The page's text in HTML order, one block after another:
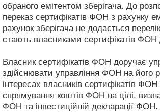
обраного емітентом зберігача. До
переказ сертифікатів ФОН з рахунку
рахунок зберігача не додається
стають власниками сертифікатів ФОН
Власник сертифікатів ФОН доручає
здійснювати управління ФОН на його
інтересах власників сертифікатів
спрямування коштів ФОН на цілі,
ФОН та інвестиційній декларації